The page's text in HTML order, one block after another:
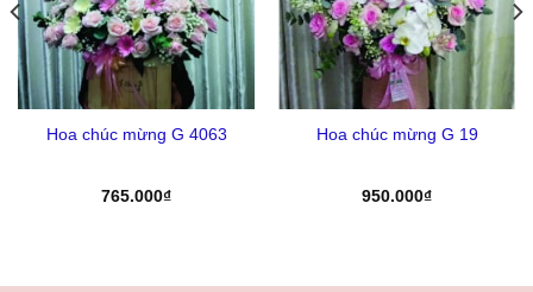
Hoa chúc mừng G 4063
765.000₫
Hoa chúc mừng G 19
950.000₫